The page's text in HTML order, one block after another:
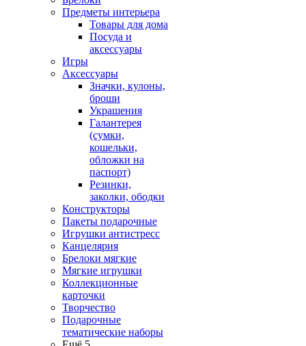
Предметы интерьера
Товары для дома
Посуда и
аксессуары
Игры
Аксессуары
Значки, кулоны,
броши
Украшения
Галантерея
(сумки,
кошельки,
обложки на
паспорт)
Резинки,
заколки, ободки
Конструкторы
Пакеты подарочные
Игрушки антистресс
Канцелярия
Брелоки мягкие
Мягкие игрушки
Коллекционные
карточки
Творчество
Подарочные
тематические наборы